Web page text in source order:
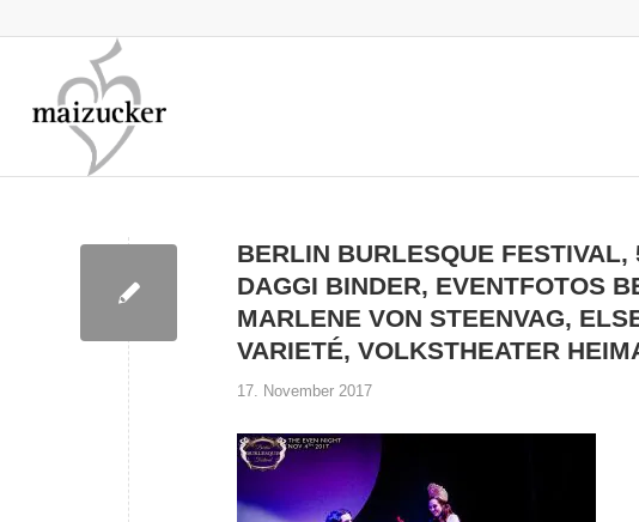
BERLIN BURLESQUE
DAGGI BINDER, EVENTFOTOS
MARLENE VON STEENVAG,
VARIETÉ, VOLKSTHEATER
17. November 2017